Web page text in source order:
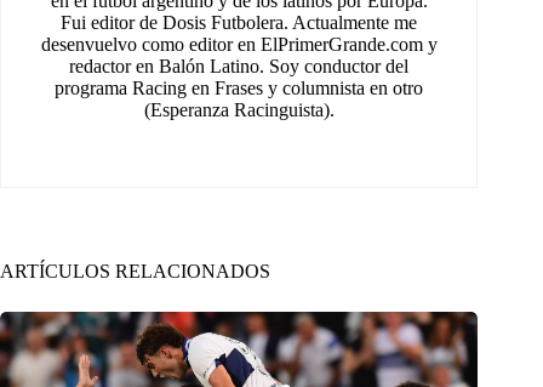
Fui editor de Dosis Futbolera. Actualmente me
desenvuelvo como editor en ElPrimerGrande.com y
redactor en Balón Latino. Soy conductor del
programa Racing en Frases y columnista en otro
(Esperanza Racinguista).
ARTÍCULOS RELACIONADOS